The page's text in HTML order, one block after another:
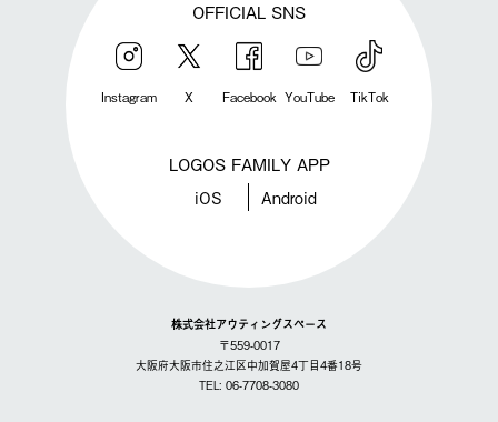
OFFICIAL SNS
Instagram X Facebook YouTube TikTok
LOGOS FAMILY APP
iOS Android
株式会社アウティングスペース
〒559-0017
大阪府大阪市住之江区中加賀屋4丁目4番18号
TEL: 06-7708-3080